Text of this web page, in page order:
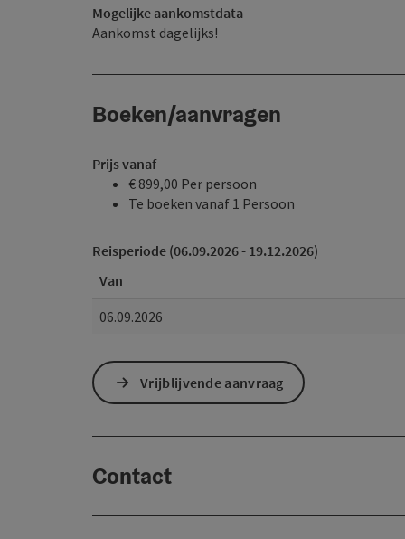
Mogelijke aankomstdata
Aankomst dagelijks!
Boeken/aanvragen
Prijs vanaf
€ 899,00 Per persoon
Te boeken vanaf 1 Persoon
Reisperiode (06.09.2026 - 19.12.2026)
Van
06.09.2026
Vrijblijvende aanvraag
Contact